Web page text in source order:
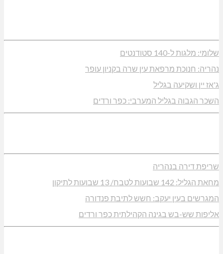
שלומי: מלגות ל-140 סטודנטים
נהריה: חנוכת מרפאת עין שרה בקניון עופר
ג'אז יין ושקיעה בגליל
השכר הגבוה בגליל המערבי: כפר ורדים
שריפת דירה בנהריה
מחאת הגליל: 142 שבועות לטבח/ 13 שבועות לתיקון
המגרשים בעין יעקב: חשש לתיבת פנדורה
אליפות שש-בש בגינה הקהילתית כפר ורדים